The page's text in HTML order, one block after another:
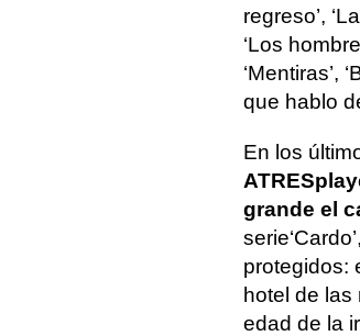
regreso’,
‘Los
‘Mentiras’,
que hablo
En los
grande el
serie
protegidos:
hotel de las
edad de la